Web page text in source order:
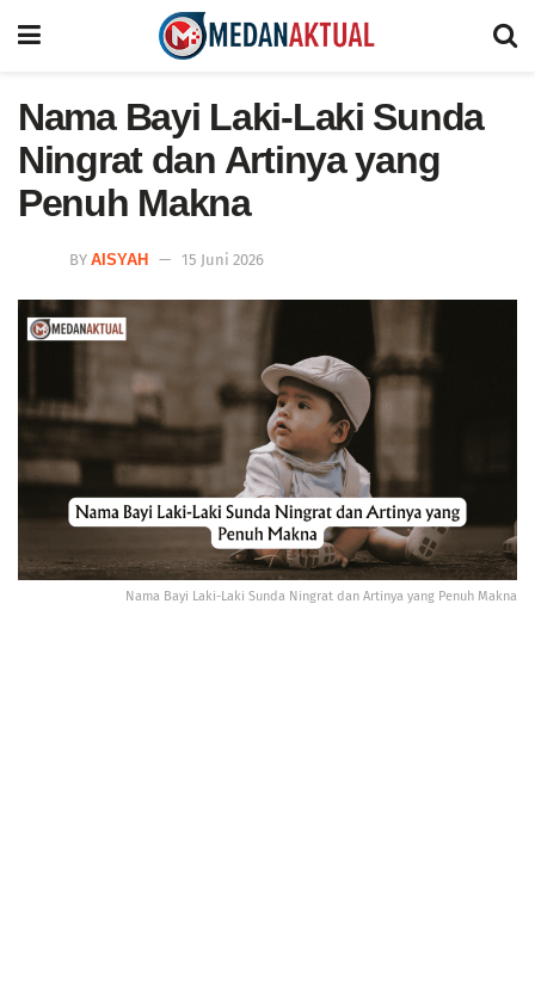
Nama Bayi Laki-Laki Sunda
Ningrat dan Artinya yang
Penuh Makna
BY AISYAH 15 Juni 2026
Nama Bayi Laki-Laki Sunda Ningrat dan Artinya yang Penuh Makna